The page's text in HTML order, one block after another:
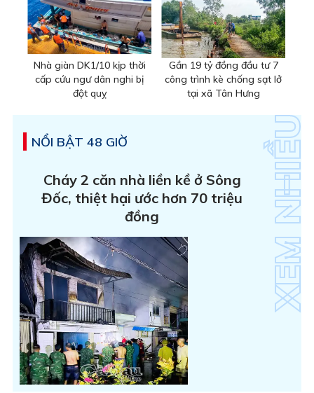
Nhà giàn DK1/10 kịp thời
cấp cứu ngư dân nghi bị
đột quỵ
Gần 19 tỷ đồng đầu tư 7
công trình kè chống sạt lở
tại xã Tân Hưng
NỔI BẬT 48 GIỜ
Cháy 2 căn nhà liền kề ở Sông
Đốc, thiệt hại ước hơn 70 triệu
đồng